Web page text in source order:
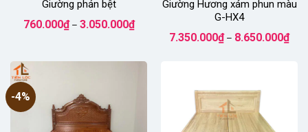
Giường phản bệt
760.000₫ – 3.050.000₫Khoảng
giá:
3.050.000₫
Giường Hương xám phun màu
G-HX4
7.350.000₫ – 8.650.000₫giá:
-4%